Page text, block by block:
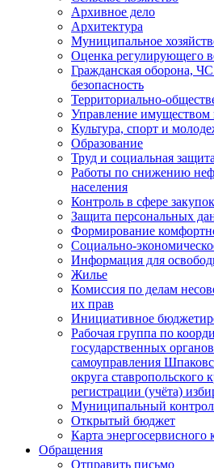
Архивное дело
Архитектура
Муниципальное
Оценка регулирующего
Гражданская оборона,
безопасность
Территориально-
Управление имуществом
Культура, спорт и
Образование
Труд и социальная
Работы по снижению
населения
Контроль в сфере закупок
Защита персональных
Формирование
Социально-
Информация для
Жилье
Комиссия по делам
их прав
Инициативное
Рабочая группа по
государственных
самоуправления
округа ставропольского
регистрации (учёта)
Муниципальный
Открытый бюджет
Карта энергосервисного
Обращения
Отправить письмо